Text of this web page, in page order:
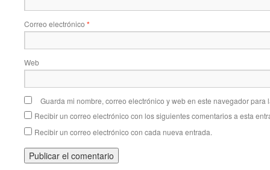
Correo electrónico *
Web
Guarda mi nombre, correo electrónico y web en este navegador para
Recibir un correo electrónico con los siguientes comentarios a esta
Recibir un correo electrónico con cada nueva entrada.